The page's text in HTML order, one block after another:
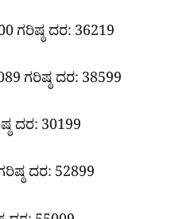
ಗರಿಷ್ಠ ದರ: 36219
ಗರಿಷ್ಠ ದರ: 38599
ದರ: 30199
ದರ: 52899